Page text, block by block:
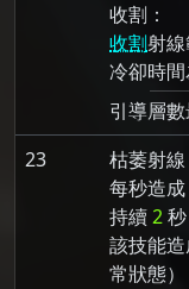
收割：
收割射
冷卻時間
引導層
23
枯萎射線
每秒造成
持續2秒
該技能
常狀態）